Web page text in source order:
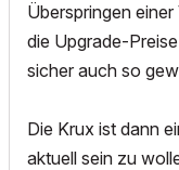
Überspringen
die Upgrade-
sicher auch so
Die Krux ist dann
aktuell sein zu